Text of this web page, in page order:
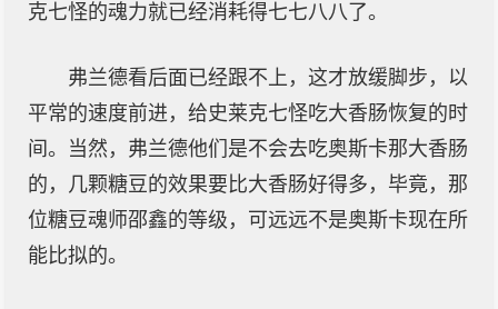
克七怪的魂力就已经消耗得七七八八了。
弗兰德看后面已经跟不上，这才放缓脚步，以
平常的速度前进，给史莱克七怪吃大香肠恢复的时
间。当然，弗兰德他们是不会去吃奥斯卡那大香肠
的，几颗糖豆的效果要比大香肠好得多，毕竟，那
位糖豆魂师邵鑫的等级，可远远不是奥斯卡现在所
能比拟的。